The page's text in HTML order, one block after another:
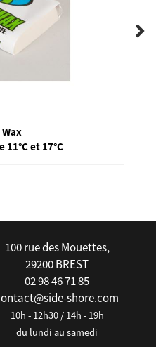
11°C et 17°C
100 rue des Mouettes,
29200 BREST
02 98 46 71 85
shore.com
10h - 12h30 / 14h - 19h
du lundi au samedi